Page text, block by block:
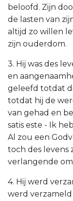
beloofd. Zijn
de lasten van
altijd zo willen
zijn ouderdom.
3. Hij was des
en
geleefd totdat
totdat hij de
van gehad en
satis este - Ik
Al zou een
toch des levens
verlangende
4. Hij werd
werd